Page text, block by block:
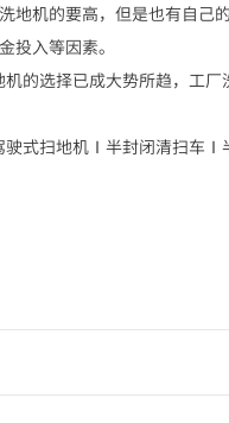
地机的要高，但是也有自己
投入等因素。
的选择已成大势所趋，工
式扫地机Ⅰ半封闭清扫车